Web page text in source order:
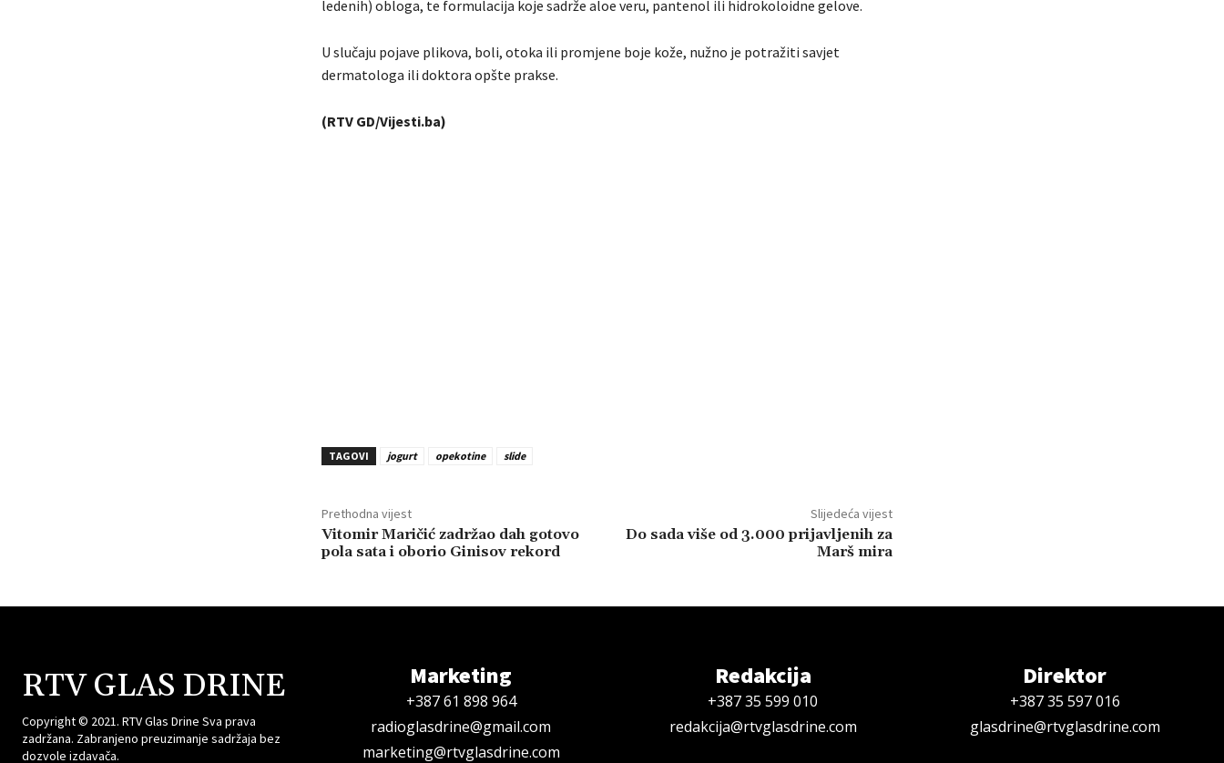
ledenih) obloga, te formulacija koje sadrže aloe veru, pantenol ili hidrokoloidne gelove.
U slučaju pojave plikova, boli, otoka ili promjene boje kože, nužno je potražiti savjet
dermatologa ili doktora opšte prakse.
(RTV GD/Vijesti.ba)
TAGOVI jogurt opekotine slide
Prethodna vijest
Vitomir Maričić zadržao dah gotovo
pola sata i oborio Ginisov rekord
Slijedeća vijest
Do sada više od 3.000 prijavljenih za
Marš mira
RTV GLAS DRINE
Copyright © 2021. RTV Glas Drine Sva prava
zadržana. Zabranjeno preuzimanje sadržaja bez
dozvole izdavača.
Marketing
+387 61 898 964
radioglasdrine@gmail.com
marketing@rtvglasdrine.com
Redakcija
+387 35 599 010
redakcija@rtvglasdrine.com
Direktor
+387 35 597 016
glasdrine@rtvglasdrine.com